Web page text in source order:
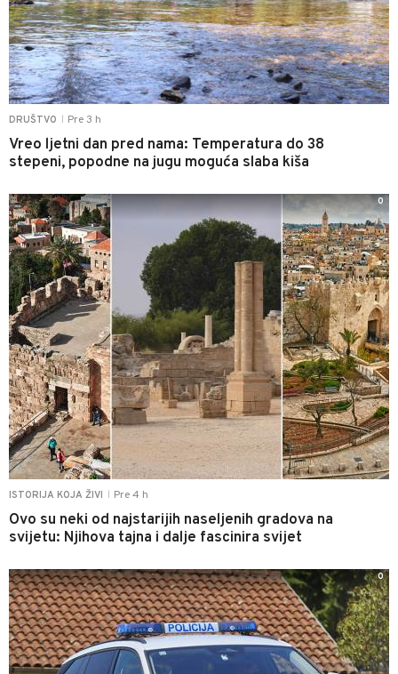
DRUŠTVO Pre 3 h
Vreo ljetni dan pred nama: Temperatura do 38
stepeni, popodne na jugu moguća slaba kiša
ISTORIJA KOJA ŽIVI Pre 4 h
Ovo su neki od najstarijih naseljenih gradova na
svijetu: Njihova tajna i dalje fascinira svijet
0
0